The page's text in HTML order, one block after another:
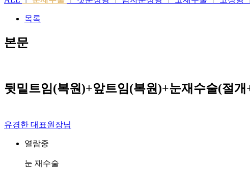
목록
본문
뒷밑트임(복원)+앞트임(복원)+눈재수술(절
유경한 대표원장님
열람중
눈 재수술